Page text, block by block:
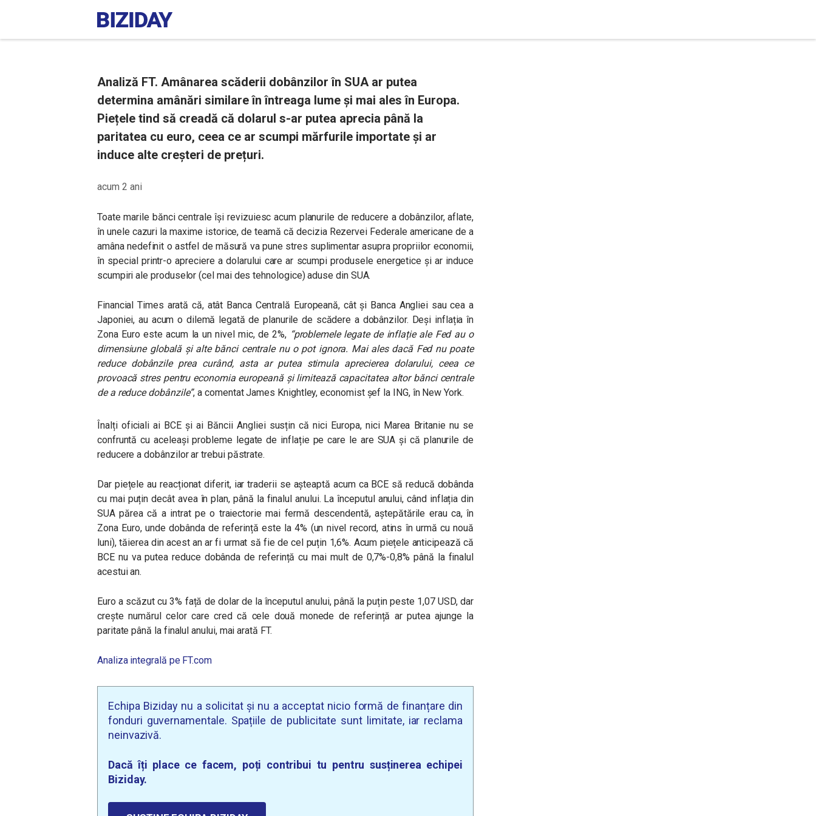
Analiză FT. Amânarea scăderii dobânzilor în SUA ar putea
determina amânări similare în întreaga lume și mai ales în Europa.
Piețele tind să creadă că dolarul s-ar putea aprecia până la
paritatea cu euro, ceea ce ar scumpi mărfurile importate și ar
induce alte creșteri de prețuri.
acum 2 ani
Toate marile bănci centrale își revizuiesc acum planurile de reducere a dobânzilor, aflate,
în unele cazuri la maxime istorice, de teamă că decizia Rezervei Federale americane de a
amâna nedefinit o astfel de măsură va pune stres suplimentar asupra propriilor economii,
în special printr-o apreciere a dolarului care ar scumpi produsele energetice și ar induce
scumpiri ale produselor (cel mai des tehnologice) aduse din SUA.
Financial Times arată că, atât Banca Centrală Europeană, cât și Banca Angliei sau cea a
Japoniei, au acum o dilemă legată de planurile de scădere a dobânzilor. Deși inflația în
Zona Euro este acum la un nivel mic, de 2%, “problemele legate de inflație ale Fed au o
dimensiune globală și alte bănci centrale nu o pot ignora. Mai ales dacă Fed nu poate
reduce dobânzile prea curând, asta ar putea stimula aprecierea dolarului, ceea ce
provoacă stres pentru economia europeană și limitează capacitatea altor bănci centrale
de a reduce dobânzile”, a comentat James Knightley, economist șef la ING, în New York.
Înalți oficiali ai BCE și ai Băncii Angliei susțin că nici Europa, nici Marea Britanie nu se
confruntă cu aceleași probleme legate de inflație pe care le are SUA și că planurile de
reducere a dobânzilor ar trebui păstrate.
Dar piețele au reacționat diferit, iar traderii se așteaptă acum ca BCE să reducă dobânda
cu mai puțin decât avea în plan, până la finalul anului. La începutul anului, când inflația din
SUA părea că a intrat pe o traiectorie mai fermă descendentă, aștepătările erau ca, în
Zona Euro, unde dobânda de referință este la 4% (un nivel record, atins în urmă cu nouă
luni), tăierea din acest an ar fi urmat să fie de cel puțin 1,6%. Acum piețele anticipează că
BCE nu va putea reduce dobânda de referință cu mai mult de 0,7%-0,8% până la finalul
acestui an.
Euro a scăzut cu 3% față de dolar de la începutul anului, până la puțin peste 1,07 USD, dar
crește numărul celor care cred că cele două monede de referință ar putea ajunge la
paritate până la finalul anului, mai arată FT.
Analiza integrală pe FT.com
Echipa Biziday nu a solicitat și nu a acceptat nicio formă de finanțare din
fonduri guvernamentale. Spațiile de publicitate sunt limitate, iar reclama
neinvazivă.
Dacă îți place ce facem, poți contribui tu pentru susținerea echipei
Biziday.